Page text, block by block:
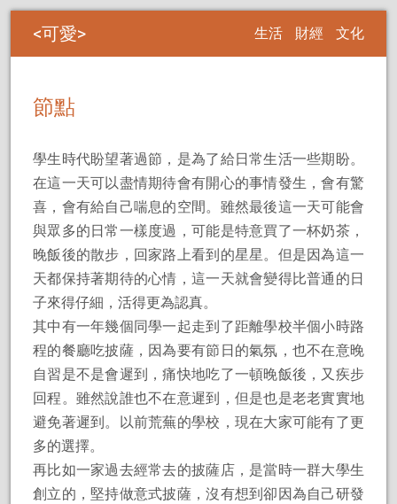
可愛 生活 財經 文化
節點
學生時代盼望著過節，是為了給日常生活一些期盼。
在這一天可以盡情期待會有開心的事情發生，會有驚
喜，會有給自己喘息的空間。雖然最後這一天可能會
與眾多的日常一樣度過，可能是特意買了一杯奶茶，
晚飯後的散步，回家路上看到的星星。但是因為這一
天都保持著期待的心情，這一天就會變得比普通的日
子來得仔細，活得更為認真。
其中有一年幾個同學一起走到了距離學校半個小時路
程的餐廳吃披薩，因為要有節日的氣氛，也不在意晚
自習是不是會遲到，痛快地吃了一頓晚飯後，又疾步
回程。雖然說誰也不在意遲到，但是也是老老實實地
避免著遲到。以前荒蕪的學校，現在大家可能有了更
多的選擇。
再比如一家過去經常去的披薩店，是當時一群大學生
創立的，堅持做意式披薩，沒有想到卻因為自己研發